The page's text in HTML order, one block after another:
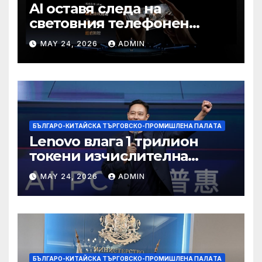
AI оставя следа на
световния телефонен
пазар
MAY 24, 2026 ADMIN
БЪЛГАРО-КИТАЙСКА ТЪРГОВСКО-ПРОМИШЛЕНА ПАЛAТА
Lenovo влага 1 трилион
токени изчислителна
мощност в AI екосистемата
MAY 24, 2026 ADMIN
БЪЛГАРО-КИТАЙСКА ТЪРГОВСКО-ПРОМИШЛЕНА ПАЛAТА